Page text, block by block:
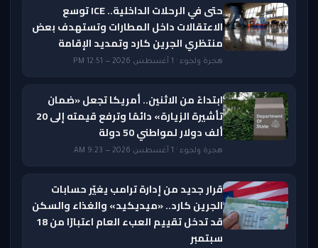
حتى في الرحلات الداخلية.. ICE توسع
الاعتقالات داخل المطارات وتستهدف بعض
منتظري الجرين كارد وتمديد الإقامة
هجرة ولجوء · 1 أغسطس 2026 — 12:51 PM
ابتداءً من الاثنين.. أمريكا تجعل «ضمان
تأشيرة الزيارة» دائمًا وترفع قيمته إلى 20
ألف دولار لمواطني 50 دولة
هجرة ولجوء · 1 أغسطس 2026 — 9:23 AM
قرار جديد من إدارة ترامب يغيّر حسابات
الجرين كارد.. «ميديكيد» والغذاء والسكن
قد تدخل تقييم العبء العام اعتبارًا من 18
سبتمبر